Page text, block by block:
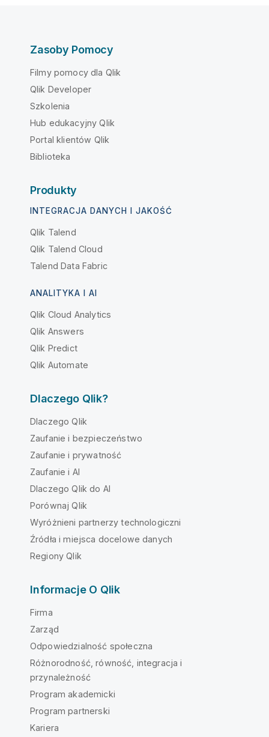
Zasoby Pomocy
Filmy pomocy dla Qlik
Qlik Developer
Szkolenia
Hub edukacyjny Qlik
Portal klientów Qlik
Biblioteka
Produkty
INTEGRACJA DANYCH I JAKOŚĆ
Qlik Talend
Qlik Talend Cloud
Talend Data Fabric
ANALITYKA I AI
Qlik Cloud Analytics
Qlik Answers
Qlik Predict
Qlik Automate
Dlaczego Qlik?
Dlaczego Qlik
Zaufanie i bezpieczeństwo
Zaufanie i prywatność
Zaufanie i AI
Dlaczego Qlik do AI
Porównaj Qlik
Wyróżnieni partnerzy technologiczni
Źródła i miejsca docelowe danych
Regiony Qlik
Informacje O Qlik
Firma
Zarząd
Odpowiedzialność społeczna
Różnorodność, równość, integracja i
przynależność
Program akademicki
Program partnerski
Kariera